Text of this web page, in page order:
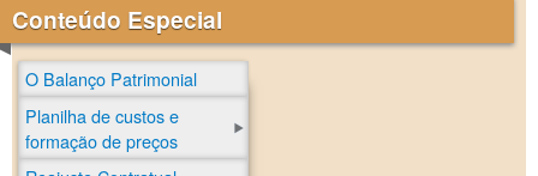
Conteúdo Especial
O Balanço Patrimonial
Planilha de custos e
formação de preços